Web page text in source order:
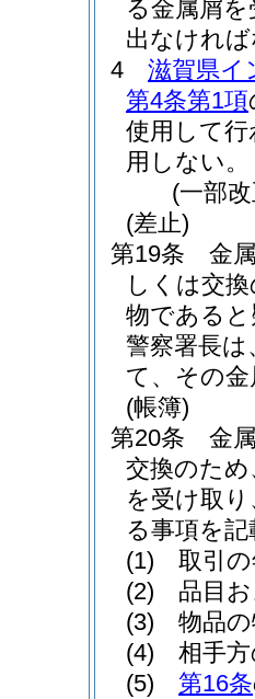
る金属屑
出なけれ
4
滋賀県イ
第4条第1項
使用して
用しない。
(一部
(差止)
第19条
金
しくは交
物である
警察署長は
て、その
(帳簿)
第20条
金
交換のた
を受け取
る事項を
(1)
取引
(2)
品目
(3)
物品
(4)
相手
(5)
第16条